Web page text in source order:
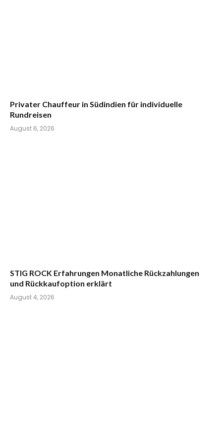
Privater Chauffeur in Südindien für individuelle
Rundreisen
August 6, 2026
STIG ROCK Erfahrungen Monatliche Rückzahlungen
und Rückkaufoption erklärt
August 4, 2026